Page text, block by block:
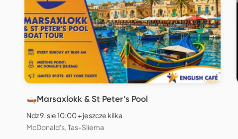
🛶Marsaxlokk & St Peter’s Pool
Ndz 9. sie 10:00 + jeszcze kilka
McDonald's, Tas-Sliema